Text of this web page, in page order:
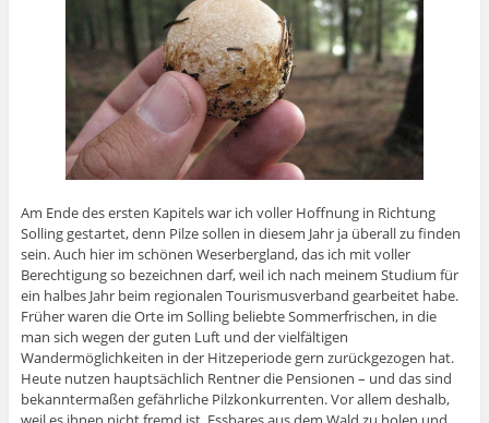
Am Ende des ersten Kapitels war ich voller Hoffnung in Richtung
Solling gestartet, denn Pilze sollen in diesem Jahr ja überall zu finden
sein. Auch hier im schönen Weserbergland, das ich mit voller
Berechtigung so bezeichnen darf, weil ich nach meinem Studium für
ein halbes Jahr beim regionalen Tourismusverband gearbeitet habe.
Früher waren die Orte im Solling beliebte Sommerfrischen, in die
man sich wegen der guten Luft und der vielfältigen
Wandermöglichkeiten in der Hitzeperiode gern zurückgezogen hat.
Heute nutzen hauptsächlich Rentner die Pensionen – und das sind
bekanntermaßen gefährliche Pilzkonkurrenten. Vor allem deshalb,